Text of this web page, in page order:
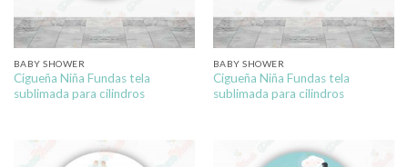
BABY SHOWER
Cigueña Niña Fundas tela
sublimada para cilindros
BABY SHOWER
Cigueña Niña Fundas tela
sublimada para cilindros